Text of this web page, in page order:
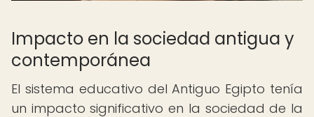
Impacto en la sociedad antigua y
contemporánea
El sistema educativo del Antiguo Egipto tenía
un impacto significativo en la sociedad de la